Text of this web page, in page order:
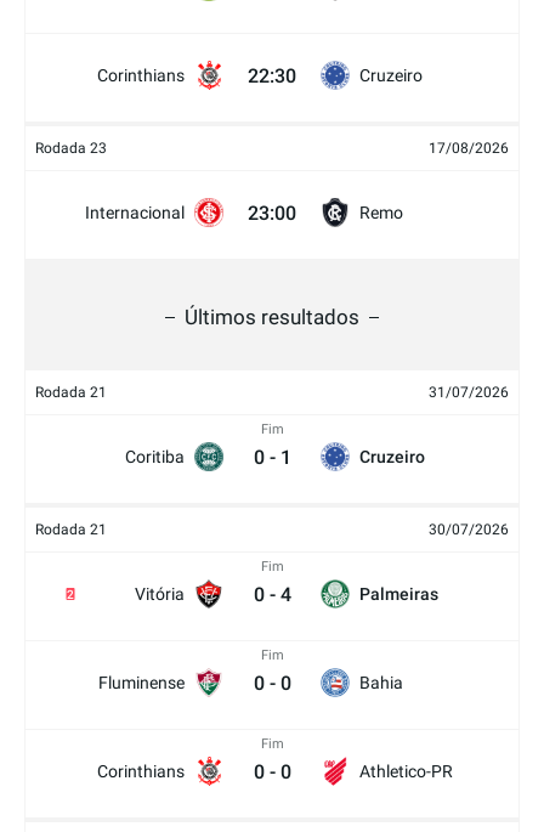
Corinthians 22:30 Cruzeiro
Rodada 23 17/08/2026
Internacional 23:00 Remo
Últimos resultados
Rodada 21 31/07/2026
Coritiba
Fim
0 - 1 Cruzeiro
Rodada 21 30/07/2026
Vitória
2
Fim
0 - 4 Palmeiras
Fluminense
Fim
0 - 0 Bahia
Corinthians
Fim
0 - 0 Athletico-PR